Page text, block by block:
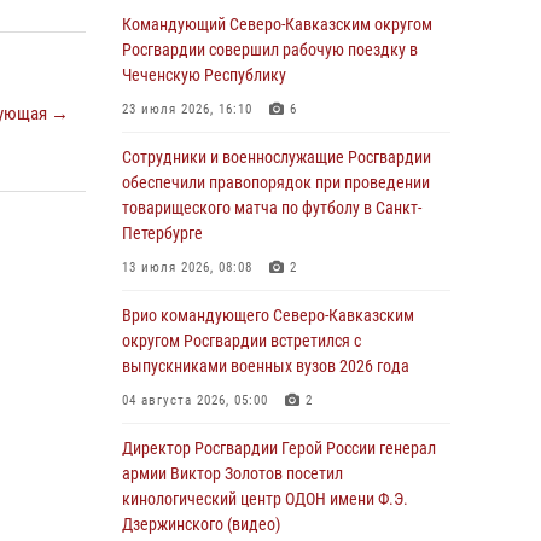
→
Комплексные проверки безопасности
объектов образования с участием
Росгвардии продолжаются на Урале
08 августа 2026, 04:01
В Сибирском округе Росгвардии состоялись
мероприятия, посвященные Дню
физкультурника
08 августа 2026, 04:00
всероссийская акция "Каникулы с
Росгвардией"
08 августа 2026, 00:00 3
полковник Владислав Ершов поздравил
военнослужащих и сотрудников ведомства с
Днем физкультурника
07 августа 2026, 21:01
Командующий Северо-Кавказским округом
Росгвардии совершил рабочую поездку в
Чеченскую Республику
23 июля 2026, 16:10 6
Сотрудники и военнослужащие Росгвардии
обеспечили правопорядок при проведении
товарищеского матча по футболу в Санкт-
Петербурге
13 июля 2026, 08:08 2
Врио командующего Северо-Кавказским
округом Росгвардии встретился с
выпускниками военных вузов 2026 года
04 августа 2026, 05:00 2
Директор Росгвардии Герой России генерал
армии Виктор Золотов посетил
кинологический центр ОДОН имени Ф.Э.
Дзержинского (видео)